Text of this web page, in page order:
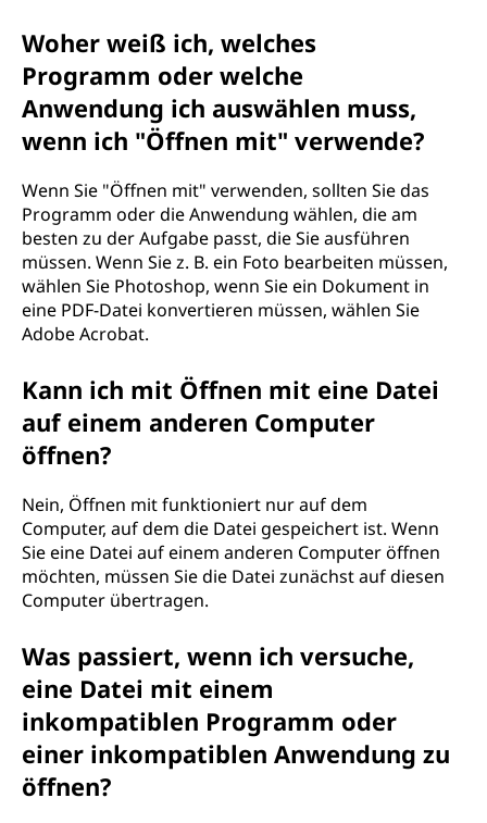
Woher weiß ich, welches
Programm oder welche
Anwendung ich auswählen muss,
wenn ich "Öffnen mit" verwende?
Wenn Sie "Öffnen mit" verwenden, sollten Sie das
Programm oder die Anwendung wählen, die am
besten zu der Aufgabe passt, die Sie ausführen
müssen. Wenn Sie z. B. ein Foto bearbeiten müssen,
wählen Sie Photoshop, wenn Sie ein Dokument in
eine PDF-Datei konvertieren müssen, wählen Sie
Adobe Acrobat.
Kann ich mit Öffnen mit eine Datei
auf einem anderen Computer
öffnen?
Nein, Öffnen mit funktioniert nur auf dem
Computer, auf dem die Datei gespeichert ist. Wenn
Sie eine Datei auf einem anderen Computer öffnen
möchten, müssen Sie die Datei zunächst auf diesen
Computer übertragen.
Was passiert, wenn ich versuche,
eine Datei mit einem
inkompatiblen Programm oder
einer inkompatiblen Anwendung zu
öffnen?